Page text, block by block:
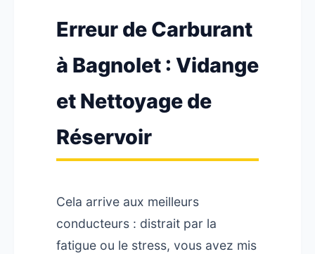
Erreur de Carburant
à Bagnolet : Vidange
et Nettoyage de
Réservoir
Cela arrive aux meilleurs
conducteurs : distrait par la
fatigue ou le stress, vous avez mis